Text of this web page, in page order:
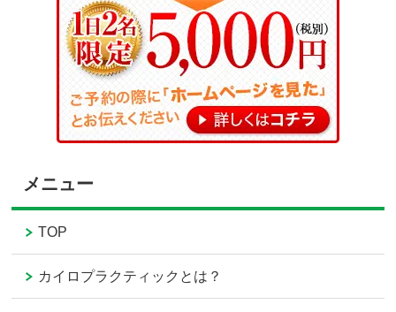
メニュー
TOP
カイロプラクティックとは？